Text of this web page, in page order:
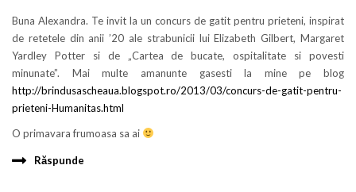
Buna Alexandra. Te invit la un concurs de gatit pentru prieteni, inspirat
de retetele din anii ’20 ale strabunicii lui Elizabeth Gilbert, Margaret
Yardley Potter si de „Cartea de bucate, ospitalitate si povesti
minunate”. Mai multe amanunte gasesti la mine pe blog
http://brindusascheaua.blogspot.ro/2013/03/concurs-de-gatit-pentru-
prieteni-Humanitas.html
O primavara frumoasa sa ai
Răspunde